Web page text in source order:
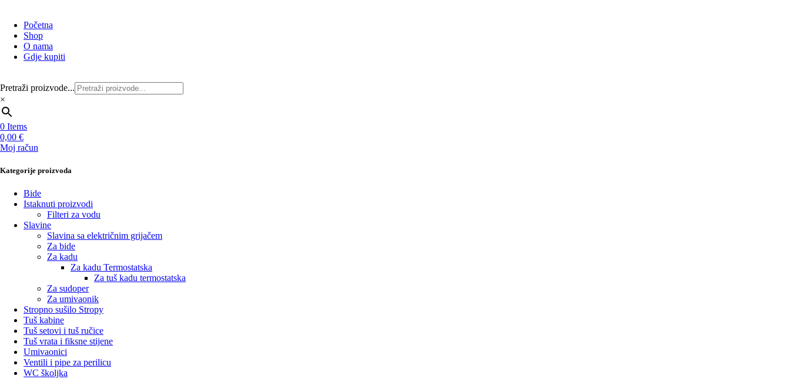
Početna
Shop
O nama
Gdje kupiti
Pretraži proizvode...
×
0 Items
0,00 €
Moj račun
Kategorije proizvoda
Bide
Istaknuti proizvodi
Filteri za vodu
Slavine
Slavina sa električnim grijačem
Za bide
Za kadu
Za kadu Termostatska
Za tuš kadu termostatska
Za sudoper
Za umivaonik
Stropno sušilo Stropy
Tuš kabine
Tuš setovi i tuš ručice
Tuš vrata i fiksne stijene
Umivaonici
Ventili i pipe za perilicu
WC školjka